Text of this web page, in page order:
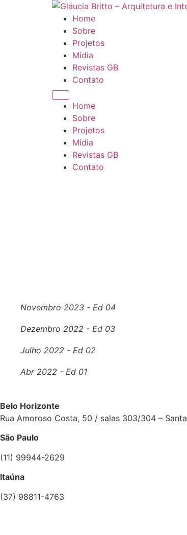
Home
Sobre
Projetos
Mídia
Revistas GB
Contato
Home
Sobre
Projetos
Mídia
Revistas GB
Contato
Novembro 2023 - Ed 04
Dezembro 2022 - Ed 03
Julho 2022 - Ed 02
Abr 2022 - Ed 01
Belo Horizonte
Rua Amoroso Costa, 50 / salas 303/304 –
São Paulo
(11) 99944-2629
Itaúna
(37) 98811-4763